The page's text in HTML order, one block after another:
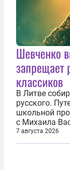
Шевченко
запрещает
классиков
В Литве
русского.
школьной
с Михаила
предложил
7 августа 2026